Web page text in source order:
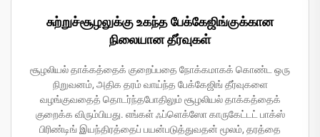
சுற்றுச்சூழலுக்கு உகந்த பேக்கேஜிங்குக்கான
நிலையான தீர்வுகள்
சூழலியல் தாக்கத்தைக் குறைப்பதை நோக்கமாகக் கொண்ட ஒரு
நிறுவனம், அதிக தரம் வாய்ந்த பேக்கேஜிங் தீர்வுகளை
வழங்குவதைத் தொடர்ந்தபோதிலும் சூழலியல் தாக்கத்தைக்
குறைக்க விரும்பியது. எங்கள் ஃப்ளெக்ஸோ காருகேட்டட் பாக்ஸ்
பிரிண்டிங் இயந்திரத்தைப் பயன்படுத்துவதன் மூலம், தரத்தை